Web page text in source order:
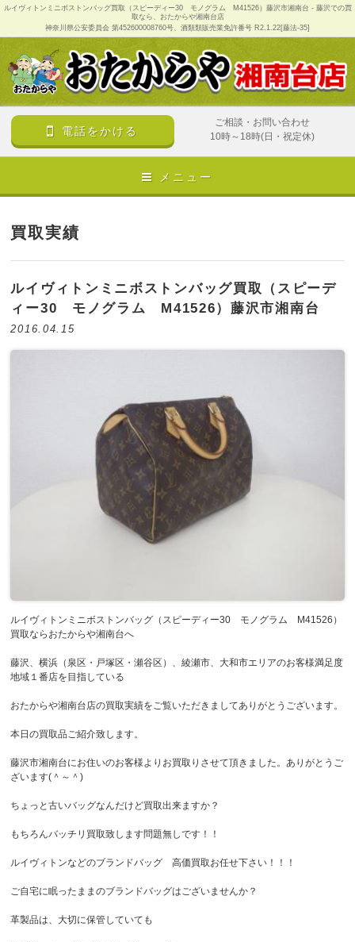
ルイヴィトンミニボストンバッグ買取（スピーディー30 モノグラム M41526）藤沢市湘南台 - 藤沢での買
取なら、おたからや湘南台店
神奈川県公安委員会 第452600008760号、酒類類販売業免許番号 R2.1.22[藤法-35]
電話をかける
ご相談・お問い合わせ
10時～18時(日・祝定休)
メニュー
買取実績
ルイヴィトンミニボストンバッグ買取（スピーデ
ィー30 モノグラム M41526）藤沢市湘南台
2016.04.15
ルイヴィトンミニボストンバッグ（スピーディー30 モノグラム M41526）
買取ならおたからや湘南台へ
藤沢、横浜（泉区・戸塚区・瀬谷区）、綾瀬市、大和市エリアのお客様満足度
地域１番店を目指している
おたからや湘南台店の買取実績をご覧いただきましてありがとうございます。
本日の買取品ご紹介致します。
藤沢市湘南台にお住いのお客様よりお買取りさせて頂きました。ありがとうご
ざいます(＾～＾)
ちょっと古いバッグなんだけど買取出来ますか？
もちろんバッチリ買取致します問題無しです！！
ルイヴィトンなどのブランドバッグ 高価買取お任せ下さい！！！
ご自宅に眠ったままのブランドバッグはございませんか？
革製品は、大切に保管していても